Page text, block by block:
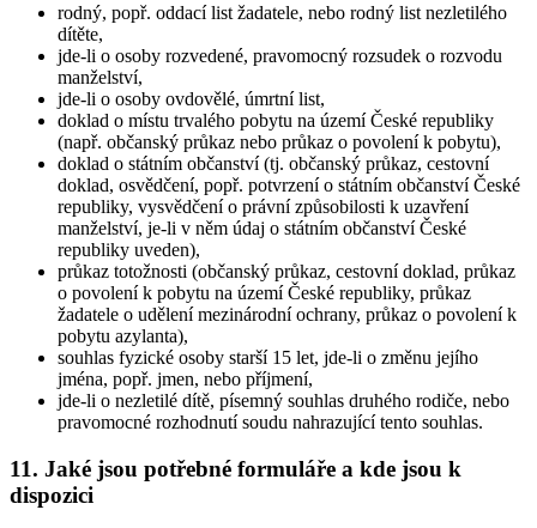
rodný, popř. oddací list žadatele, nebo rodný list nezletilého
dítěte,
jde-li o osoby rozvedené, pravomocný rozsudek o rozvodu
manželství,
jde-li o osoby ovdovělé, úmrtní list,
doklad o místu trvalého pobytu na území České republiky
(např. občanský průkaz nebo průkaz o povolení k pobytu),
doklad o státním občanství (tj. občanský průkaz, cestovní
doklad, osvědčení, popř. potvrzení o státním občanství České
republiky, vysvědčení o právní způsobilosti k uzavření
manželství, je-li v něm údaj o státním občanství České
republiky uveden),
průkaz totožnosti (občanský průkaz, cestovní doklad, průkaz
o povolení k pobytu na území České republiky, průkaz
žadatele o udělení mezinárodní ochrany, průkaz o povolení k
pobytu azylanta),
souhlas fyzické osoby starší 15 let, jde-li o změnu jejího
jména, popř. jmen, nebo příjmení,
jde-li o nezletilé dítě, písemný souhlas druhého rodiče, nebo
pravomocné rozhodnutí soudu nahrazující tento souhlas.
11. Jaké jsou potřebné formuláře a kde jsou k
dispozici